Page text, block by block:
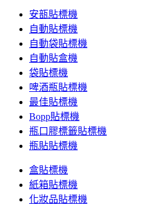
安瓿貼標機
自動貼標機
自動袋貼標機
自動貼盒機
袋貼標機
啤酒瓶貼標機
最佳貼標機
Bopp貼標機
瓶口膠標籤貼標機
瓶貼貼標機
盒貼標機
紙箱貼標機
化妝品貼標機